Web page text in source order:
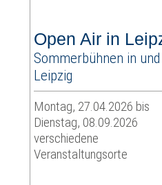
Open Air in
Sommerbühnen in
Leipzig
Montag, 27.04.2026 bis
Dienstag, 08.09.2026
verschiedene
Veranstaltungsorte